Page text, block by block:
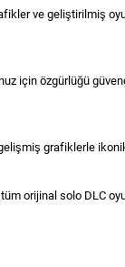
ve geliştirilmiş
için özgürlüğü
grafiklerle
orijinal solo DLC